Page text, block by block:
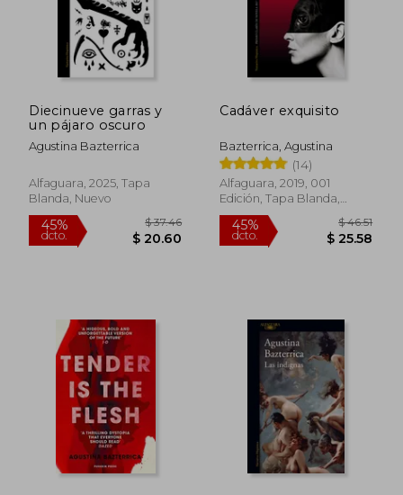
Diecinueve garras y
un pájaro oscuro
Agustina Bazterrica
Alfaguara, 2025, Tapa
Blanda, Nuevo
45%
dcto. $ 20.60
Cadáver exquisito
Bazterrica, Agustina
(14)
Alfaguara, 2019, 001
Edición, Tapa Blanda,
Nuevo
45%
dcto.